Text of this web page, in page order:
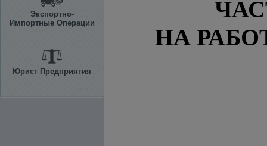
Экспортно-
Импортные Операции
Юрист Предприятия
НА